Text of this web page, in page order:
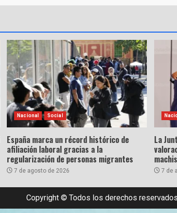
Nacional Social
España marca un récord histórico de
afiliación laboral gracias a la
regularización de personas migrantes
7 de agosto de 2026
La
7 de
Copyright © Todos los derechos